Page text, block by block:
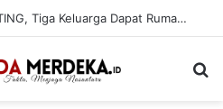
Curi HP di Konter BRI-Link, Pria 29 Tahun Dibekuk Polisi di Pangkalpinang